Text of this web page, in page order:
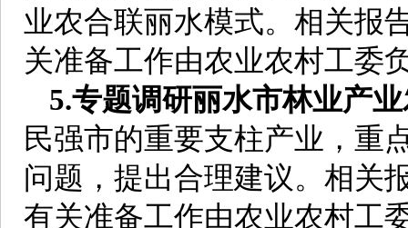
业农合联丽水模式。相关报
关准备工作由农业农村工委
5.专题调研丽水市林业产
民强市的重要支柱产业，重
问题，提出合理建议。相关
有关准备工作由农业农村工